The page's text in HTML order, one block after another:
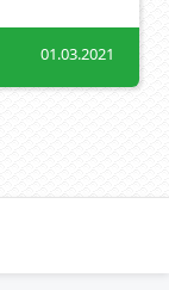
01.03.2021